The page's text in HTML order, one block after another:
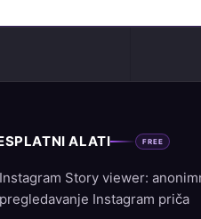
i velikim postotkom
ALATI FREE
Instagram Story viewer:
pregledavanje Instagram priča